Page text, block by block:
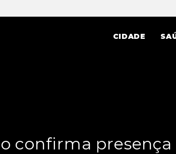
CIDADE
confirma